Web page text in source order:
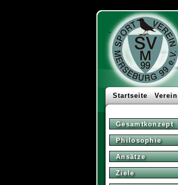
Startseite Verein
Gesamtkonzept
Philosophie
Ansätze
Ziele